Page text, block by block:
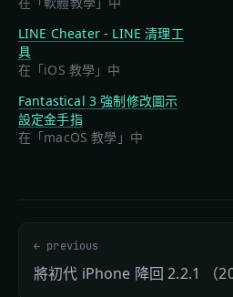
LINE Cheater - LINE 清理工
具
在「iOS 教學」中
Fantastical 3 強制修改圖示
設定金手指
在「macOS 教學」中
← previous
將初代 iPhone 降回 2.2.1 （